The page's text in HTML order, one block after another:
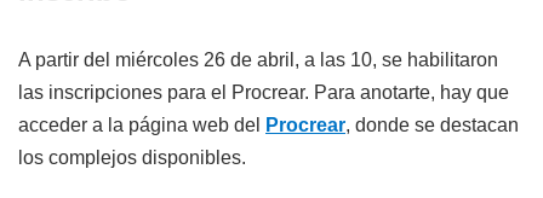
A partir del miércoles 26 de abril, a las 10, se habilitaron
las inscripciones para el Procrear. Para anotarte, hay que
acceder a la página web del
Procrear, donde se destacan
los complejos disponibles.